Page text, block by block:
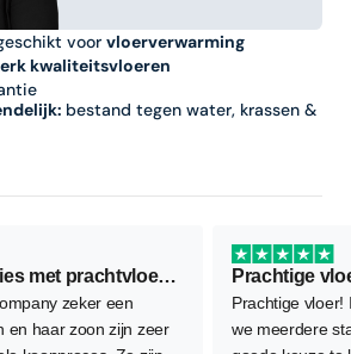
voor vloerverwarming
kwaliteitsvloeren
bestand tegen water, krassen &
Persoonlijk advies met prachtvloer als resultaat
zeker een
en haar zoon zijn zeer
Prachtige
Prachtige vloer!
we meerdere